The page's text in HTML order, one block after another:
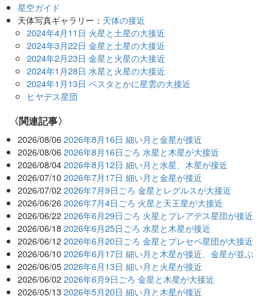
星空ガイド
天体写真ギャラリー： 天体の接近
2024年4月11日 火星と土星の大接近
2024年3月22日 金星と土星の大接近
2024年2月23日 金星と火星の大接近
2024年1月28日 水星と火星の大接近
2024年1月13日 ベスタとかに星雲の大接近
ヒヤデス星団
関連記事
2026/08/06 2026年8月16日 細い月と金星が接近
2026/08/06 2026年8月16日ごろ 水星と木星が大接近
2026/08/04 2026年8月12日 細い月と水星、木星が接近
2026/07/10 2026年7月17日 細い月と金星が接近
2026/07/02 2026年7月9日ごろ 金星とレグルスが大接近
2026/06/26 2026年7月4日ごろ 火星と天王星が大接近
2026/06/22 2026年6月29日ごろ 火星とプレアデス星団が接近
2026/06/18 2026年6月25日ごろ 水星と木星が接近
2026/06/12 2026年6月20日ごろ 金星とプレセペ星団が大接近
2026/06/10 2026年6月17日 細い月と木星が接近、金星が並ぶ
2026/06/05 2026年6月13日 細い月と火星が接近
2026/06/02 2026年6月9日ごろ 金星と木星が大接近
2026/05/13 2026年5月20日 細い月と木星が接近